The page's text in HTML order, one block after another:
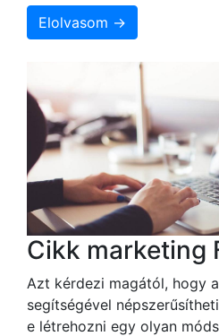
Elolvasom →
Cikk marketing
Azt kérdezi magától, hogy
segítségével
e létrehozni egy olyan